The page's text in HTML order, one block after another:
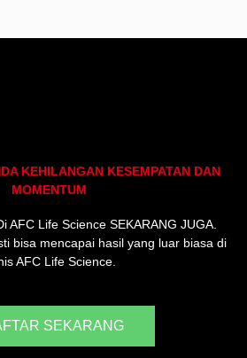
KEHILANGAN KESEMPATAN DAN
MOMENTUM
AFC Life Science SEKARANG JUGA.
bisa mencapai hasil yang luar biasa di
AFC Life Science.
SEKARANG